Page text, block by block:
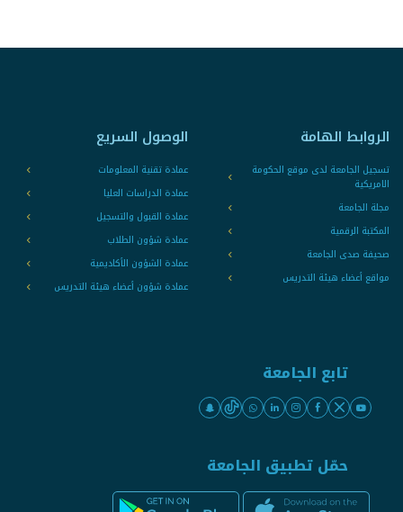
الروابط الهامة
تسجيل الجامعة لدى موقع الحكومة
الامريكية
مجلة الجامعة
المكتبة الرقمية
صحيفة صدى الجامعة
مواقع أعضاء هيئة التدريس
الوصول السريع
عمادة تقنية المعلومات
عمادة الدراسات العليا
عمادة القبول والتسجيل
عمادة شؤون الطلاب
عمادة الشؤون الأكاديمية
عمادة شؤون أعضاء هيئة التدريس
تابع الجامعة
حمّل تطبيق الجامعة